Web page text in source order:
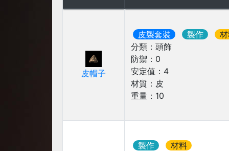
皮帽子
皮製套裝 製作
分類： 頭飾
防禦： 0
安定值： 4
材質： 皮
重量： 10
製作
材料